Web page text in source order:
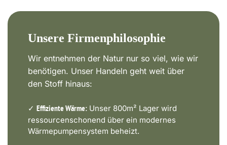
Unsere Firmenphilosophie
Wir entnehmen der Natur nur so viel, wie wir
benötigen. Unser Handeln geht weit über
den Stoff hinaus:
✓ Effiziente Wärme: Unser 800m² Lager wird
ressourcenschonend über ein modernes
Wärmepumpensystem beheizt.